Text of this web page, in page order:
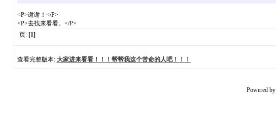
<P>谢谢！</P>
<P>去找来看看。</P>
页: [1]
查看完整版本: 大家进来看看！！！帮帮我这个苦命的人吧！！！
Powered by